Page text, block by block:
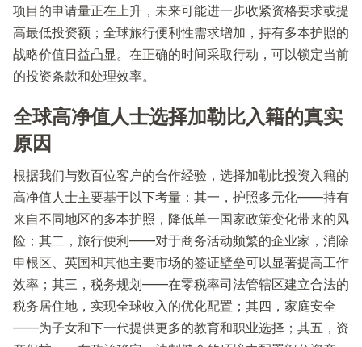
项目的申请量正在上升，未来可能进一步收紧资格要求或提
高最低投资额；全球旅行便利性需求增加，持有多本护照的
战略价值日益凸显。在正确的时间采取行动，可以锁定当前
的投资条款和处理效率。
全球高净值人士选择加勒比入籍的真实
原因
根据我们与数百位客户的合作经验，选择加勒比投资入籍的
高净值人士主要基于以下考量：其一，护照多元化——持有
来自不同地区的多本护照，降低单一国家政策变化带来的风
险；其二，旅行便利——对于商务活动频繁的企业家，消除
申根区、英国和其他主要市场的签证壁垒可以显著提高工作
效率；其三，税务规划——在零税率司法管辖区建立合法的
税务居住地，实现全球收入的优化配置；其四，家庭安全
——为子女和下一代提供更多的教育和职业选择；其五，资